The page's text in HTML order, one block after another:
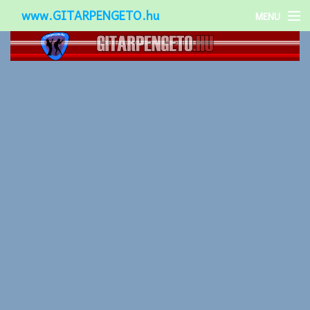
www.GITARPENGETO.hu MENU
Népszerű-